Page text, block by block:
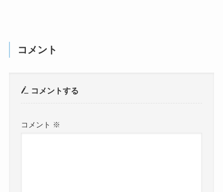
コメント
コメントする
コメント ※